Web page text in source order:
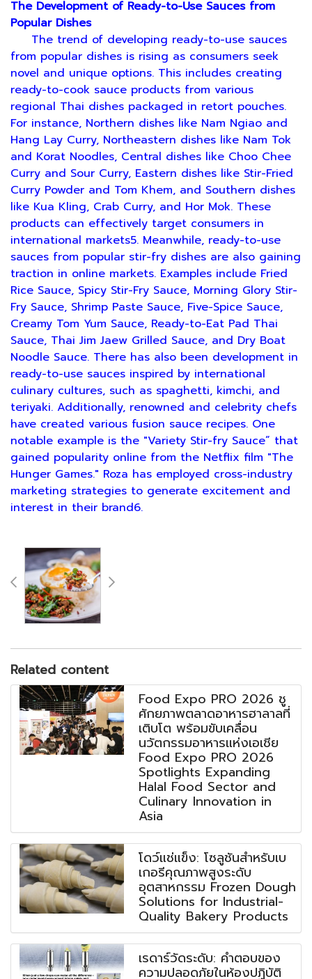
The Development of Ready-to-Use Sauces from
Popular Dishes
The trend of developing ready-to-use sauces
from popular dishes is rising as consumers seek
novel and unique options. This includes creating
ready-to-cook sauce products from various
regional Thai dishes packaged in retort pouches.
For instance, Northern dishes like Nam Ngiao and
Hang Lay Curry, Northeastern dishes like Nam Tok
and Korat Noodles, Central dishes like Choo Chee
Curry and Sour Curry, Eastern dishes like Stir-Fried
Curry Powder and Tom Khem, and Southern dishes
like Kua Kling, Crab Curry, and Hor Mok. These
products can effectively target consumers in
international markets5. Meanwhile, ready-to-use
sauces from popular stir-fry dishes are also gaining
traction in online markets. Examples include Fried
Rice Sauce, Spicy Stir-Fry Sauce, Morning Glory Stir-
Fry Sauce, Shrimp Paste Sauce, Five-Spice Sauce,
Creamy Tom Yum Sauce, Ready-to-Eat Pad Thai
Sauce, Thai Jim Jaew Grilled Sauce, and Dry Boat
Noodle Sauce. There has also been development in
ready-to-use sauces inspired by international
culinary cultures, such as spaghetti, kimchi, and
teriyaki. Additionally, renowned and celebrity chefs
have created various fusion sauce recipes. One
notable example is the "Variety Stir-fry Sauce” that
gained popularity online from the Netflix film "The
Hunger Games." Roza has employed cross-industry
marketing strategies to generate excitement and
interest in their brand6.
Related content
Food Expo PRO 2026 ชู
ศักยภาพตลาดอาหารฮาลาลที่
เติบโต พร้อมขับเคลื่อน
นวัตกรรมอาหารแห่งเอเชีย
Food Expo PRO 2026
Spotlights Expanding
Halal Food Sector and
Culinary Innovation in
Asia
โดว์แช่แข็ง: โซลูชันสำหรับเบ
เกอรีคุณภาพสูงระดับ
อุตสาหกรรม Frozen Dough
Solutions for Industrial-
Quality Bakery Products
เรดาร์วัดระดับ: คำตอบของ
ความปลอดภัยในห้องปฏิบัติ